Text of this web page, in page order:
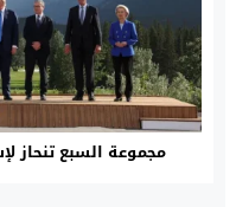
مجموعة السبع تنحاز